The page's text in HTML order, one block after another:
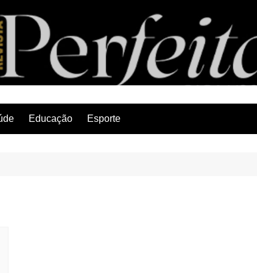
Revista Perfeita
Educação Esporte